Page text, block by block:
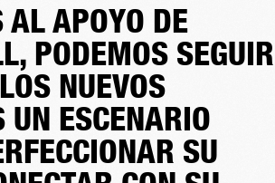
AL APOYO DE
PODEMOS SEGUIR
NUEVOS
UN ESCENARIO
SU